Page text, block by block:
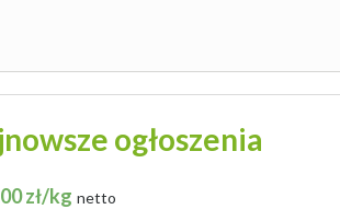
ogłoszenia
zł/kg netto